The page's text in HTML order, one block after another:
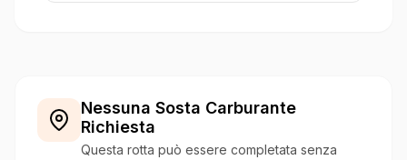
Nessuna Sosta Carburante
Richiesta
Questa rotta può essere completata senza